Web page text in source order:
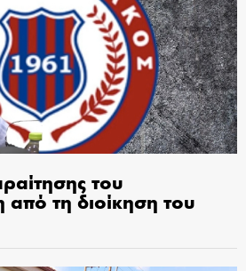
του
τη διοίκηση του